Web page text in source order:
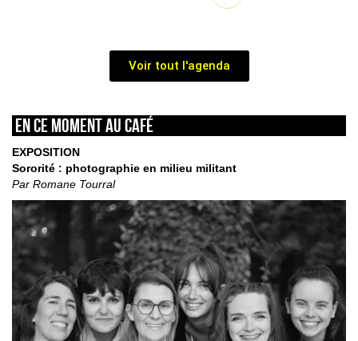
Voir tout l'agenda
En ce moment au café
EXPOSITION
Sororité : photographie en milieu militant
Par Romane Tourral